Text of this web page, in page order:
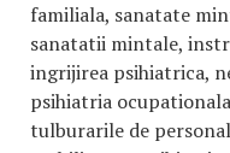
familiala, sanatate
sanatatii mintale,
ingrijirea psihiatrica,
psihiatria
tulburarile de